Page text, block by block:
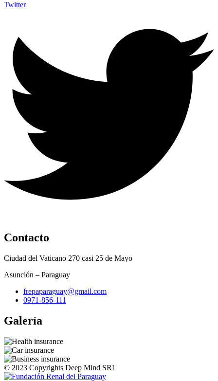
Twitter
Contacto
Ciudad del Vaticano 270 casi 25 de Mayo
Asunción – Paraguay
frepaparaguay@gmail.com
0971-856-111
Galería
© 2023 Copyrights Deep Mind SRL